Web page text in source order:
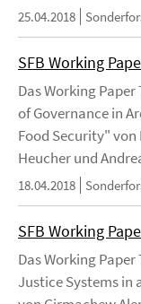
25.04.2018
SFB Working
Das Working
of Governance in
Food Security" von
Heucher und
18.04.2018
SFB Working
Das Working
Justice Systems in